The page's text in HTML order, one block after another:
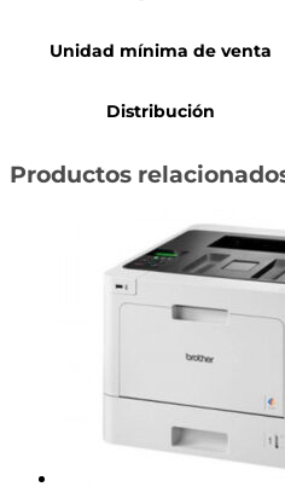
Unidad mínima de venta
Distribución
Productos